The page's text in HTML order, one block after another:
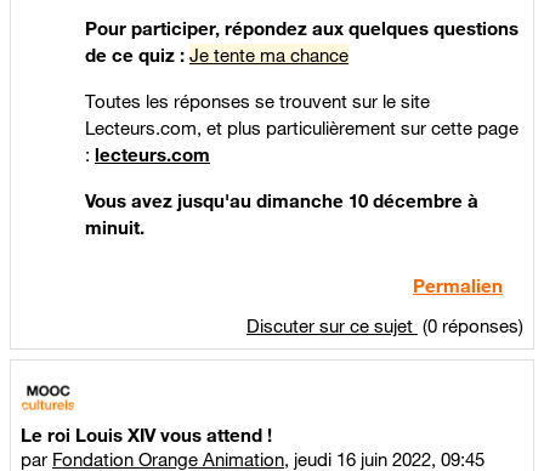
Pour participer, répondez aux quelques questions
de ce quiz : Je tente ma chance
Toutes les réponses se trouvent sur le site
Lecteurs.com, et plus particulièrement sur cette page
: lecteurs.com
Vous avez jusqu'au dimanche 10 décembre à
minuit.
Permalien
Discuter sur ce sujet (0 réponses)
Le roi Louis XIV vous attend !
par Fondation Orange Animation, jeudi 16 juin 2022, 09:45